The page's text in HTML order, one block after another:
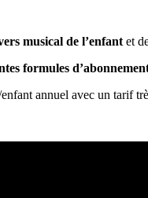
musical de l’enfant et
formules
annuel avec un tarif